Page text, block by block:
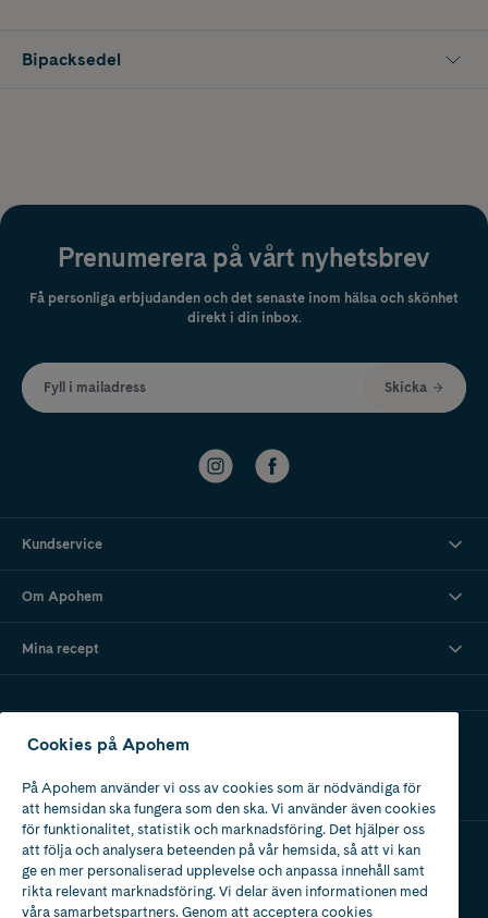
Bipacksedel
Prenumerera på vårt nyhetsbrev
Få personliga erbjudanden och det senaste inom hälsa och skönhet
direkt i din inbox.
Fyll i mailadress Skicka
Kundservice
Om Apohem
Mina recept
Ladda ner vår app
Apotek med tillstånd
av Läkemedelsverket
Cookies på Apohem
På Apohem använder vi oss av cookies som är nödvändiga för
att hemsidan ska fungera som den ska. Vi använder även cookies
för funktionalitet, statistik och marknadsföring. Det hjälper oss
att följa och analysera beteenden på vår hemsida, så att vi kan
ge en mer personaliserad upplevelse och anpassa innehåll samt
rikta relevant marknadsföring. Vi delar även informationen med
våra samarbetspartners. Genom att acceptera cookies